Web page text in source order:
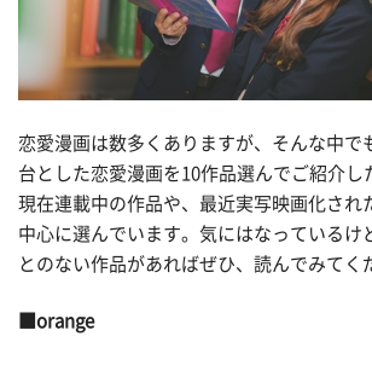
恋愛漫画は数多くありますが、そんな中で
台とした恋愛漫画を10作品選んでご紹介し
現在連載中の作品や、最近実写映画化され
中心に選んでいます。気にはなっているけ
とのない作品があればぜひ、読んでみてく
■orange